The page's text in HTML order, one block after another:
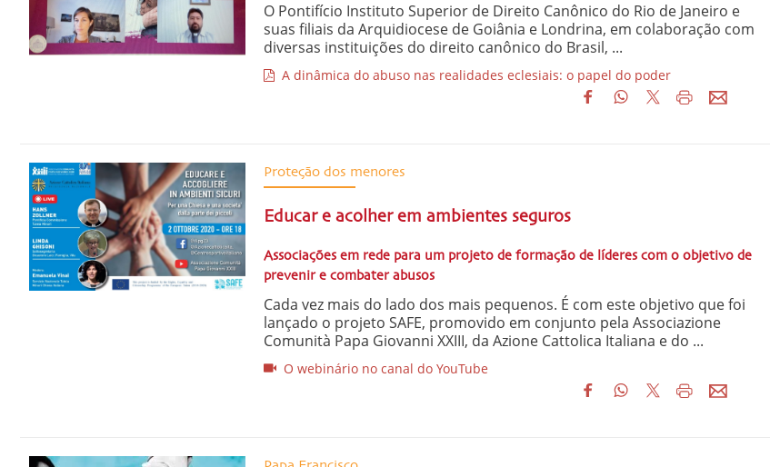
O Pontifício Instituto Superior de Direito Canônico do Rio de Janeiro e
suas filiais da Arquidiocese de Goiânia e Londrina, em colaboração com
diversas instituições do direito canônico do Brasil, ...
A dinâmica do abuso nas realidades eclesiais: o papel do poder
Proteção dos menores
Educar e acolher em ambientes seguros
Associações em rede para um projeto de formação de líderes com o objetivo de
prevenir e combater abusos
Cada vez mais do lado dos mais pequenos. É com este objetivo que foi
lançado o projeto SAFE, promovido em conjunto pela Associazione
Comunità Papa Giovanni XXIII, da Azione Cattolica Italiana e do ...
O webinário no canal do YouTube